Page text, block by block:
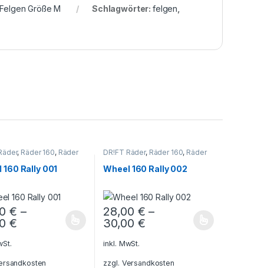
Größe M Schlagwörter:felgen
Produktseite gewählt werden
Die Optionen können auf der Produktseite gewählt werden
, Räder 160, Räder
160 Rally 001
€ –
€
Produkt weist mehrere Varianten auf. Die Optionen können auf der
DR!FT Räder, Räder 160, Räder
Wheel 160 Rally 002
28,00 € –
30,00 €
Dieses Produkt weist mehrere Varianten
inkl. MwSt.
zzgl. Versandkosten